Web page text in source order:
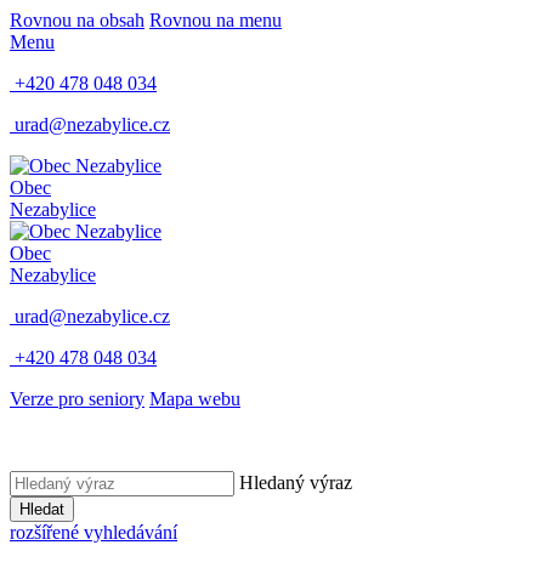
Rovnou na obsah Rovnou na menu
Menu
+420 478 048 034
urad@nezabylice.cz
Obec
Nezabylice
Obec
Nezabylice
urad@nezabylice.cz
+420 478 048 034
Verze pro seniory Mapa webu
Hledaný výraz
Hledat
rozšířené vyhledávání